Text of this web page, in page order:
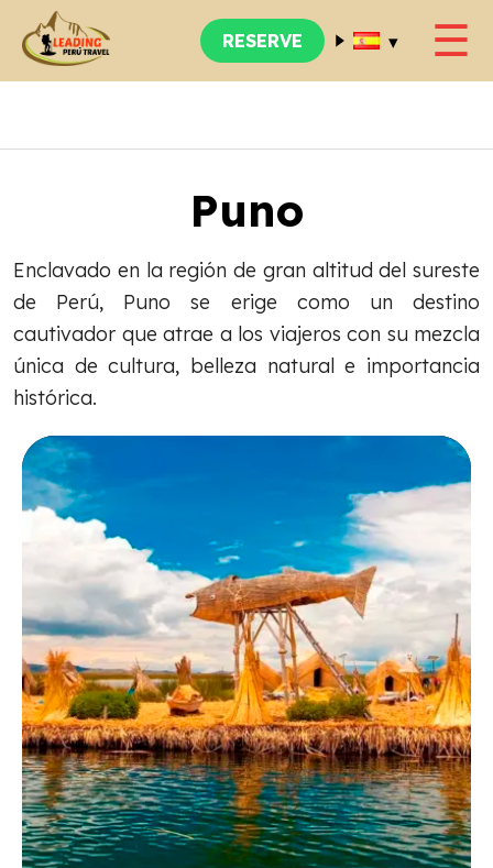
RESERVE ▾ ☰
Puno
Enclavado en la región de gran altitud del sureste
de Perú, Puno se erige como un destino
cautivador que atrae a los viajeros con su mezcla
única de cultura, belleza natural e importancia
histórica.